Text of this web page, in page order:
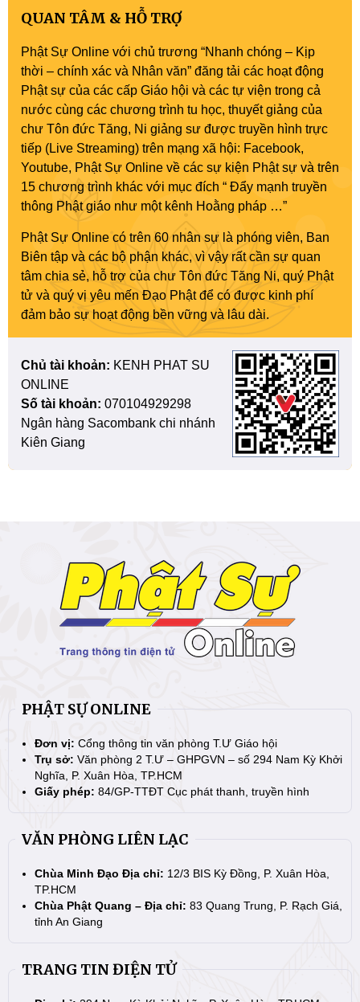
QUAN TÂM & HỖ TRỢ
Phật Sự Online với chủ trương “Nhanh chóng – Kịp
thời – chính xác và Nhân văn” đăng tải các hoạt động
Phật sự của các cấp Giáo hội và các tự viện trong cả
nước cùng các chương trình tu học, thuyết giảng của
chư Tôn đức Tăng, Ni giảng sư được truyền hình trực
tiếp (Live Streaming) trên mạng xã hội: Facebook,
Youtube, Phật Sự Online về các sự kiện Phật sự và trên
15 chương trình khác với mục đích “ Đẩy mạnh truyền
thông Phật giáo như một kênh Hoằng pháp …”
Phật Sự Online có trên 60 nhân sự là phóng viên, Ban
Biên tập và các bộ phận khác, vì vậy rất cần sự quan
tâm chia sẻ, hỗ trợ của chư Tôn đức Tăng Ni, quý Phật
tử và quý vị yêu mến Đạo Phật để có được kinh phí
đảm bảo sự hoạt động bền vững và lâu dài.
Chủ tài khoản: KENH PHAT SU
ONLINE
Số tài khoản: 070104929298
Ngân hàng Sacombank chi nhánh
Kiên Giang
PHẬT SỰ ONLINE
Đơn vị: Cổng thông tin văn phòng T.Ư Giáo hội
Trụ sở: Văn phòng 2 T.Ư – GHPGVN – số 294 Nam Kỳ Khởi
Nghĩa, P. Xuân Hòa, TP.HCM
Giấy phép: 84/GP-TTĐT Cục phát thanh, truyền hình
VĂN PHÒNG LIÊN LẠC
Chùa Minh Đạo Địa chỉ: 12/3 BIS Kỳ Đồng, P. Xuân Hòa,
TP.HCM
Chùa Phật Quang – Địa chỉ: 83 Quang Trung, P. Rạch Giá,
tỉnh An Giang
TRANG TIN ĐIỆN TỬ